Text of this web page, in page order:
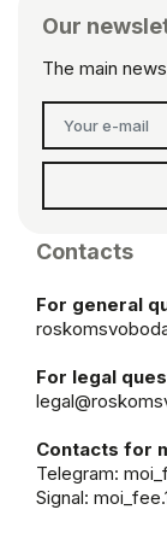
Our
The main
Contacts
For general
For legal
Contacts for
Telegram:
Signal: